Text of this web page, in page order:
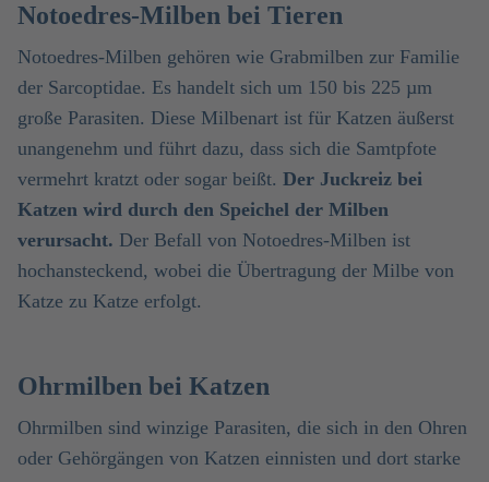
Notoedres-Milben bei Tieren
Notoedres-Milben gehören wie Grabmilben zur Familie
der Sarcoptidae. Es handelt sich um 150 bis 225 µm
große Parasiten. Diese Milbenart ist für Katzen äußerst
unangenehm und führt dazu, dass sich die Samtpfote
vermehrt kratzt oder sogar beißt. Der Juckreiz bei
Katzen wird durch den Speichel der Milben
verursacht. Der Befall von Notoedres-Milben ist
hochansteckend, wobei die Übertragung der Milbe von
Katze zu Katze erfolgt.
Ohrmilben bei Katzen
Ohrmilben sind winzige Parasiten, die sich in den Ohren
oder Gehörgängen von Katzen einnisten und dort starke